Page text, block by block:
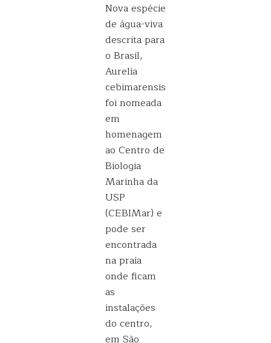
Nova espécie
de água-viva
descrita para
o Brasil,
Aurelia
cebimarensis
foi nomeada
em
homenagem
ao Centro de
Biologia
Marinha da
USP
(CEBIMar) e
pode ser
encontrada
na praia
onde ficam
as
instalações
do centro,
em São